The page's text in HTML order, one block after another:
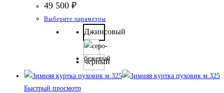
49 500 ₽
Выберите параметры
товар
несколько
вариаций.
Опции
Джинсовый
черный
Быстрый просмотр